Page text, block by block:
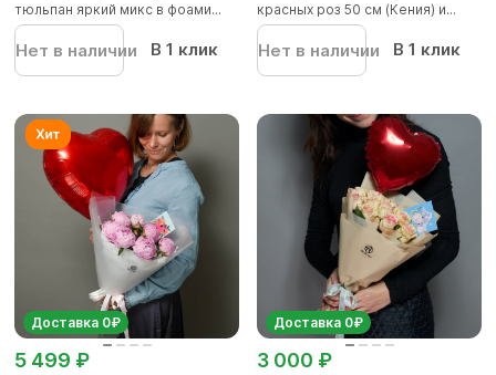
тюльпан яркий микс в фоами...
Нет в наличии В 1 клик
красных роз 50 см (Кения) и...
Нет в наличии В 1 клик
Доставка 0₽
5 499 ₽
Доставка 0₽
3 000 ₽